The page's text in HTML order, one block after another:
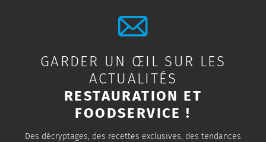
GARDER UN ŒIL SUR LES
ACTUALITÉS
RESTAURATION ET
FOODSERVICE !
Des décryptages, des recettes exclusives, des tendances